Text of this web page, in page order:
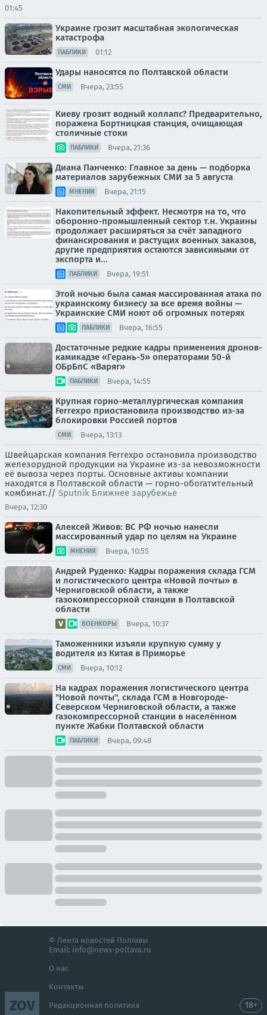
01:45
Украине грозит масштабная экологическая
катастрофа
ПАБЛИКИ 01:12
Удары наносятся по Полтавской области
СМИ Вчера, 23:55
Киеву грозит водный коллапс? Предварительно,
поражена Бортницкая станция, очищающая
столичные стоки
ПАБЛИКИ Вчера, 21:36
Диана Панченко: Главное за день — подборка
материалов зарубежных СМИ за 5 августа
МНЕНИЯ Вчера, 21:15
Накопительный эффект. Несмотря на то, что
оборонно-промышленный сектор т.н. Украины
продолжает расширяться за счёт западного
финансирования и растущих военных заказов,
другие предприятия остаются зависимыми от
экспорта и...
ПАБЛИКИ Вчера, 19:51
Этой ночью была самая массированная атака по
украинскому бизнесу за все время войны —
Украинские СМИ ноют об огромных потерях
ПАБЛИКИ Вчера, 16:55
Достаточные редкие кадры применения дронов-
камикадзе «Герань-5» операторами 50-й
ОБрБпС «Варяг»
ПАБЛИКИ Вчера, 14:55
Крупная горно-металлургическая компания
Ferrexpo приостановила производство из-за
блокировки Россией портов
СМИ Вчера, 13:13
Швейцарская компания Ferrexpo остановила производство
железорудной продукции на Украине из-за невозможности
её вывоза через порты. Основные активы компании
находятся в Полтавской области — горно-обогатительный
комбинат.// Sputnik Ближнее зарубежье
Вчера, 12:30
Алексей Живов: ВС РФ ночью нанесли
массированный удар по целям на Украине
МНЕНИЯ Вчера, 10:55
Андрей Руденко: Кадры поражения склада ГСМ
и логистического центра «Новой почты» в
Черниговской области, а также
газокомпрессорной станции в Полтавской
области
ВОЕНКОРЫ Вчера, 10:37
Таможенники изъяли крупную сумму у
водителя из Китая в Приморье
СМИ Вчера, 10:12
На кадрах поражения логистического центра
"Новой почты", склада ГСМ в Новгороде-
Северском Черниговской области, а также
газокомпрессорной станции в населённом
пункте Жабки Полтавской области
ПАБЛИКИ Вчера, 09:48
ZOV
© Лента новостей Полтавы
Email: info@news-poltava.ru
О нас
Контакты
Редакционная политика 18+